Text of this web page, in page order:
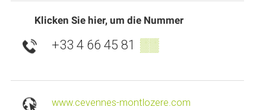
Klicken Sie hier, um die Nummer
+33 4 66 45 81 ▒▒
www.cevennes-montlozere.com